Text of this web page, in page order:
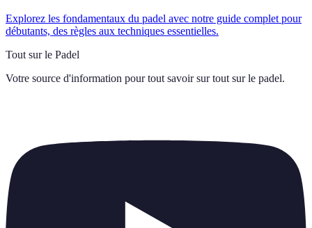
Explorez les fondamentaux du padel avec notre guide complet pour
débutants, des règles aux techniques essentielles.
Tout sur le Padel
Votre source d'information pour tout savoir sur tout sur le padel.